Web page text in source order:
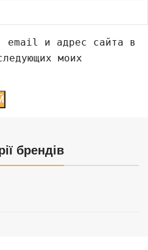
email и адрес сайта в
моих
брендів